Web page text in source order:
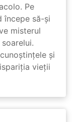
Pe
începe să-și
misterul
și
vieții